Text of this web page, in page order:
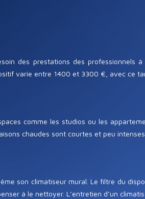
des prestations des
varie entre 1400 et 3300 €, avec ce
comme les studios ou les
chaudes sont courtes et peu
son climatiseur mural. Le filtre du
à le nettoyer. L’entretien d’un